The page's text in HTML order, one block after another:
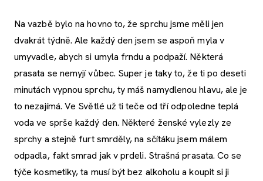
Na vazbě bylo na hovno to, že sprchu jsme měli jen
dvakrát týdně. Ale každý den jsem se aspoň myla v
umyvadle, abych si umyla frndu a podpaží. Některá
prasata se nemyjí vůbec. Super je taky to, že ti po deseti
minutách vypnou sprchu, ty máš namydlenou hlavu, ale je
to nezajímá. Ve Světlé už ti teče od tří odpoledne teplá
voda ve sprše každý den. Některé ženské vylezly ze
sprchy a stejně furt smrděly, na sčítáku jsem málem
odpadla, fakt smrad jak v prdeli. Strašná prasata. Co se
týče kosmetiky, ta musí být bez alkoholu a koupit si ji